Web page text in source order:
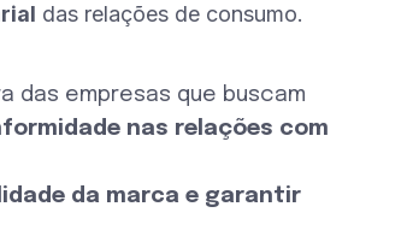
das relações de consumo.
das empresas que buscam
nas relações com
da marca e garantir